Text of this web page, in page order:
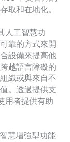
取和在地化。
人工智慧功
靠的方式來開
設備來提高他
越語言障礙的
織或與來自不
。透過提供支
用者提供有助
慧增強型功能